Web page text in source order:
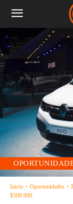
Inicio Oportunidades
$509.900